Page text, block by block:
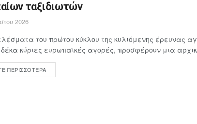
ταξιδιωτών
2026
του πρώτου κύκλου της κυλιόμενης έρευνας
κύριες ευρωπαϊκές αγορές, προσφέρουν μια
ΠΕΡΙΣΣΌΤΕΡΑ